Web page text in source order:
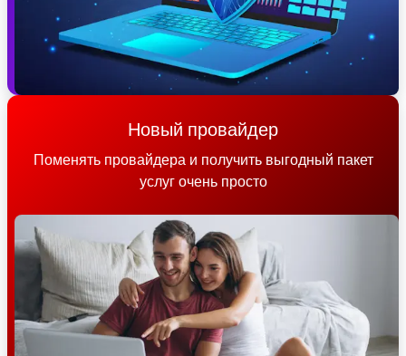
Новый провайдер
Поменять провайдера и получить выгодный пакет
услуг очень просто